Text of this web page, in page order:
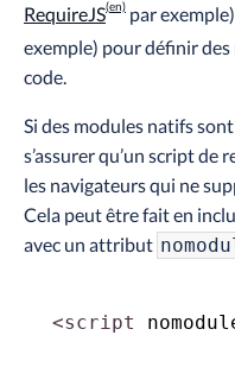
RequireJS
par
exemple) pour définir des
code.
Si des modules natifs
s’assurer qu’un script
les navigateurs qui ne
Cela peut être fait en
avec un attribut
<script